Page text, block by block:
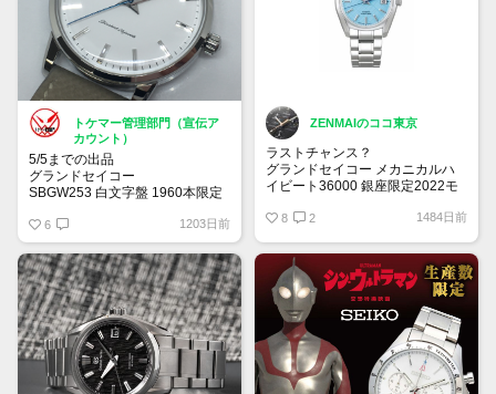
トケマー管理部門（宣伝ア
カウント）
5/5までの出品
グランドセイコー
SBGW253 白文字盤 1960本限定
【トケマー宅配出品（出品代
行）】 20230405
800,000 円
6 1203日前
ZENMAIのココ東京
ラストチャンス？
グランドセイコー メカニカルハ
イビート36000 銀座限定2022モ
770,000円
申し込み： 7月13日～ 8月2日
購入場所： 銀座三越 本館1階
ザ・ステージ
ご購入期間までにエムアイカード
のご準備をお願いいたします。
8 2 1484日前